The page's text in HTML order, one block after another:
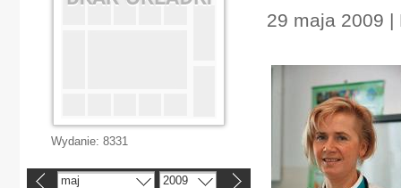
29 maja 2009 |
Wydanie: 8331
maj 2009